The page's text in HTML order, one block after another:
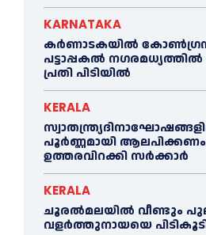
KARNATAKA
കർണാടകയിൽ
പട്ടാപ്പകല്‍
പ്രതി പിടിയില്‍
KERALA
പൂര്‍ണ്ണമായി
ഉത്തരവിറക്കി സര്‍ക്കാര്‍
KERALA
ചൂരല്‍മലയില്‍ വീണ്ടും പുലി
വളര്‍ത്തുനായയെ